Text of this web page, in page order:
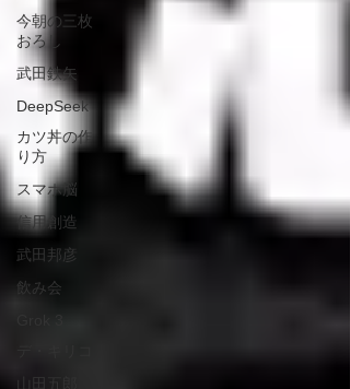
今朝の三枚
おろし
武田鉄矢
DeepSeek
カツ丼の作
り方
スマホ脳
信用創造
武田邦彦
飲み会